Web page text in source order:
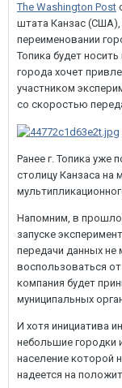
The Washington Post
штата Канзас (США),
переименовании
Топика будет
города хочет
участником
со скоростью
Ранее г. Топика уже
столицу Канзаса на
Напомним, в
запуске
передачи данных не
воспользоваться
компания будет
муниципальных
И хотя инициатива
небольшие городки
население которой
надеется на